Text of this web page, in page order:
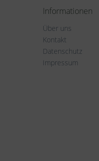
Informationen
Über uns
Kontakt
Datenschutz
Impressum